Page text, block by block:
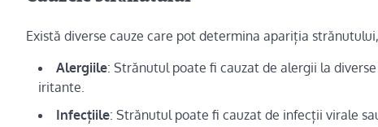
Există diverse cauze care pot determina apariția
Alergiile: Strănutul poate fi cauzat de alergii la
iritante.
Infecțiile: Strănutul poate fi cauzat de infecții virale